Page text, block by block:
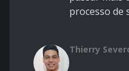
processo de
Thierry